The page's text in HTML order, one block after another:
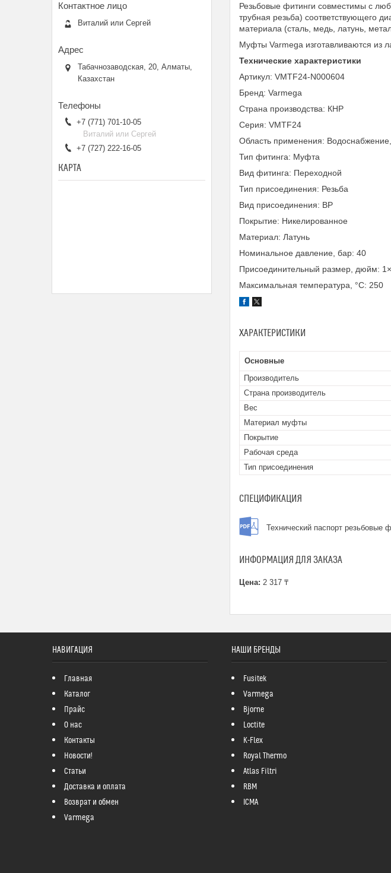
Резьбовые фитинги совместимы с
трубная резьба) соответствующего
материала (сталь, медь, латунь,
Муфты Varmega изготавливаются из
Технические характеристики
Артикул: VMTF24-N000604
Бренд: Varmega
Страна производства: КНР
Серия: VMTF24
Область применения:
Тип фитинга: Муфта
Вид фитинга: Переходной
Тип присоединения: Резьба
Вид присоединения: ВР
Покрытие: Никелированное
Материал: Латунь
Номинальное давление, бар: 40
Присоединительный размер, дюйм:
Максимальная температура, °С: 250
ХАРАКТЕРИСТИКИ
Основные
Производитель
Страна производитель
Вес
Материал муфты
Покрытие
Рабочая среда
Тип присоединения
СПЕЦИФИКАЦИЯ
Технический паспорт резьбовые
ИНФОРМАЦИЯ ДЛЯ ЗАКАЗА
Цена: 2 317 ₸
Виталий или Сергей
Табачнозаводская, 20, Алматы,
Казахстан
+7 (771) 701-10-05
Виталий или Сергей
+7 (727) 222-16-05
КАРТА
НАВИГАЦИЯ
Главная
Каталог
Прайс
О нас
Контакты
Новости!
Статьи
Доставка и оплата
Возврат и обмен
Varmega
НАШИ БРЕНДЫ
Fusitek
Varmega
Bjorne
Loctite
K-Flex
Royal Thermo
Atlas Filtri
RBM
ICMA